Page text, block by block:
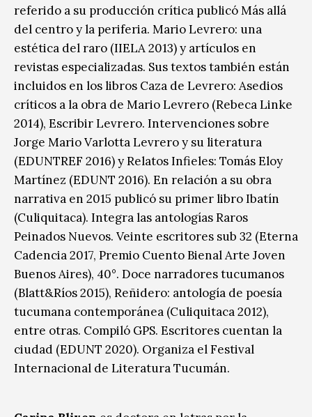
referido a su producción crítica publicó Más allá
del centro y la periferia. Mario Levrero: una
estética del raro (IIELA 2013) y artículos en
revistas especializadas. Sus textos también están
incluidos en los libros Caza de Levrero: Asedios
críticos a la obra de Mario Levrero (Rebeca Linke
2014), Escribir Levrero. Intervenciones sobre
Jorge Mario Varlotta Levrero y su literatura
(EDUNTREF 2016) y Relatos Infieles: Tomás Eloy
Martínez (EDUNT 2016). En relación a su obra
narrativa en 2015 publicó su primer libro Ibatín
(Culiquitaca). Integra las antologías Raros
Peinados Nuevos. Veinte escritores sub 32 (Eterna
Cadencia 2017, Premio Cuento Bienal Arte Joven
Buenos Aires), 40°. Doce narradores tucumanos
(Blatt&Ríos 2015), Reñidero: antología de poesía
tucumana contemporánea (Culiquitaca 2012),
entre otras. Compiló GPS. Escritores cuentan la
ciudad (EDUNT 2020). Organiza el Festival
Internacional de Literatura Tucumán.